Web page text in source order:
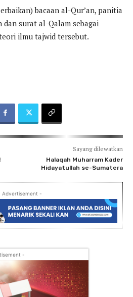
bacaan al-Qur’an, panitia
surat al-Qalam sebagai
ilmu tajwid tersebut.
Sayang dilewatkan
Halaqah Muharram Kader
Hidayatullah se-Sumatera
Advertisement -
-